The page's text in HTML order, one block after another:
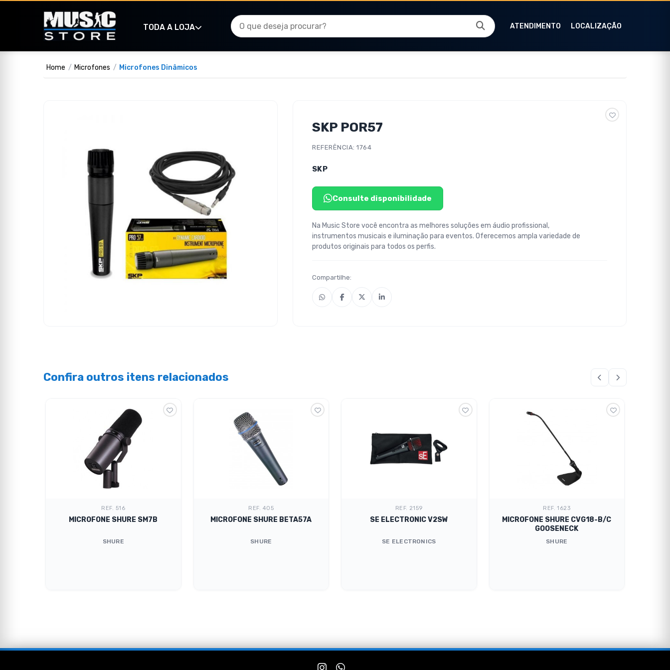
TODA A LOJA ATENDIMENTO LOCALIZAÇÃO
Home Microfones Microfones Dinâmicos
SKP POR57
REFERÊNCIA: 1764
SKP
Consulte disponibilidade
Na Music Store você encontra as melhores soluções em áudio profissional,
instrumentos musicais e iluminação para eventos. Oferecemos ampla variedade de
produtos originais para todos os perfis.
Compartilhe:
Confira outros itens relacionados
REF. 516
MICROFONE SHURE SM7B
SHURE
REF. 405
MICROFONE SHURE BETA57A
SHURE
REF. 2159
SE ELECTRONIC V2SW
SE ELECTRONICS
REF. 1623
MICROFONE SHURE CVG18-B/C
GOOSENECK
SHURE